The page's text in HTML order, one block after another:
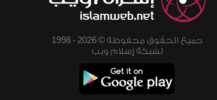
جميع الحقوق محفوظة © 2026 - 1998
لشبكة إسلام ويب